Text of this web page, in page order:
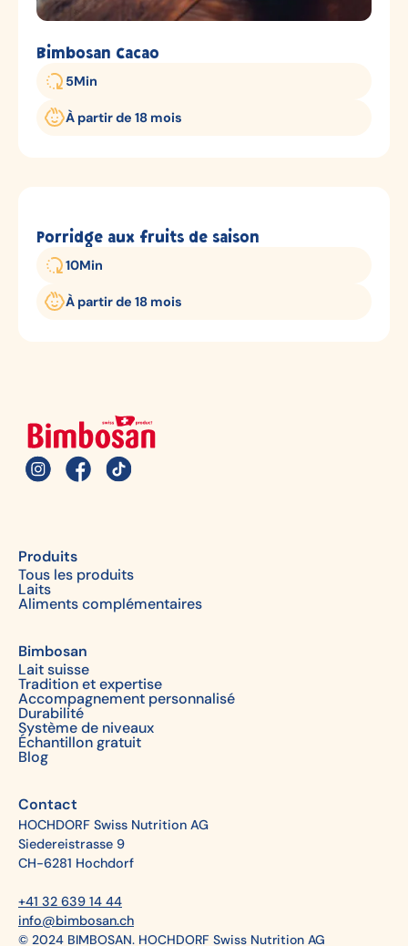
Bimbosan Cacao
5Min
À partir de 18 mois
Porridge aux fruits de saison
10Min
À partir de 18 mois
Produits
Tous les produits
Laits
Aliments complémentaires
Bimbosan
Lait suisse
Tradition et expertise
Accompagnement personnalisé
Durabilité
Système de niveaux
Échantillon gratuit
Blog
Contact
HOCHDORF Swiss Nutrition AG
Siedereistrasse 9
CH-6281 Hochdorf
+41 32 639 14 44
info@bimbosan.ch
© 2024 BIMBOSAN. HOCHDORF Swiss Nutrition AG